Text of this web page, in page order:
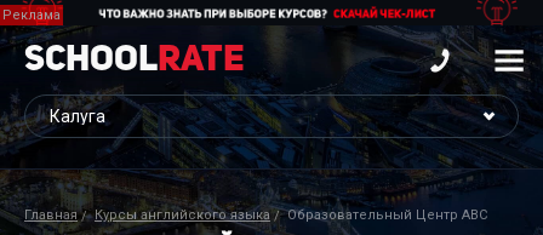
School Rate
Главная Курсы английского языка Образовательный Центр АВС